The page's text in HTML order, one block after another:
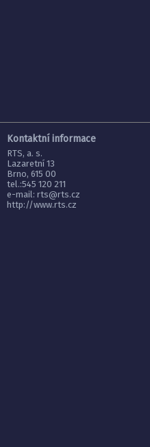
Kontaktní informace
RTS, a. s.
Lazaretní 13
Brno, 615 00
tel.:545 120 211
e-mail: rts@rts.cz
http://www.rts.cz